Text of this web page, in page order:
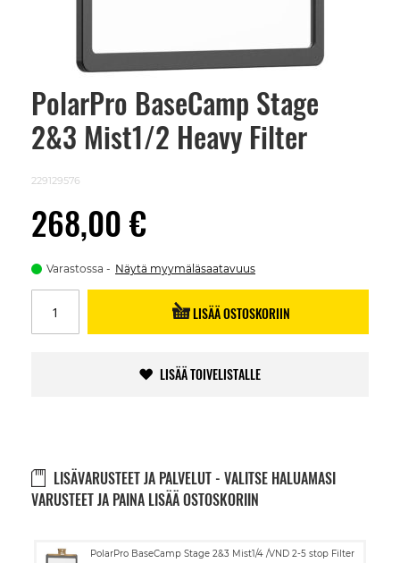
PolarPro BaseCamp Stage
2&3 Mist1/2 Heavy Filter
229129576
268,00 €
Varastossa Näytä myymäläsaatavuus
LISÄÄ OSTOSKORIIN
LISÄÄ TOIVELISTALLE
LISÄVARUSTEET JA PALVELUT - VALITSE HALUAMASI
VARUSTEET JA PAINA LISÄÄ OSTOSKORIIN
PolarPro BaseCamp Stage 2&3 Mist1/4 /VND 2-5 stop Filter
Lisää
Skip
beginning
images